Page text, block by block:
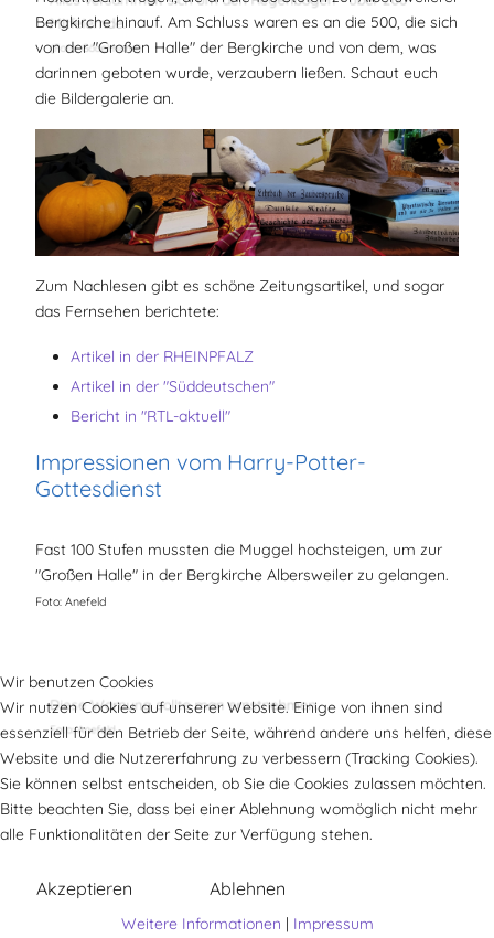
Alles versammelt sich um den Regenbogen - über 200
Mitfeiernde.
Gut, dass alle Ankommenden freundlich und kompetent
emfangen werden.
(Foto: Rapp)
Bergkirche hinauf. Am Schluss waren es an die 500, die sich
von der "Großen Halle" der Bergkirche und von dem, was
darinnen geboten wurde, verzaubern ließen. Schaut euch
die Bildergalerie an.
Zum Nachlesen gibt es schöne Zeitungsartikel, und sogar
das Fernsehen berichtete:
Artikel in der RHEINPFALZ
Artikel in der "Süddeutschen"
Bericht in "RTL-aktuell"
Impressionen vom Harry-Potter-
Gottesdienst
Fast 100 Stufen mussten die Muggel hochsteigen, um zur
"Großen Halle" in der Bergkirche Albersweiler zu gelangen.
Foto: Anefeld
Diese Warnung sollte man ernstnehmen.
Foto: Anefeld
Für alle, die nicht wissen, wohin.
Wir benutzen Cookies
Wir nutzen Cookies auf unserer Website. Einige von ihnen sind
essenziell für den Betrieb der Seite, während andere uns helfen, diese
Website und die Nutzererfahrung zu verbessern (Tracking Cookies).
Sie können selbst entscheiden, ob Sie die Cookies zulassen möchten.
Bitte beachten Sie, dass bei einer Ablehnung womöglich nicht mehr
alle Funktionalitäten der Seite zur Verfügung stehen.
Akzeptieren Ablehnen
Weitere Informationen | Impressum